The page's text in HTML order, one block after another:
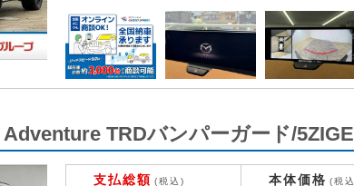
Adventure TRDバンパーガード/
支払総額 (税込) 本体価格 (税